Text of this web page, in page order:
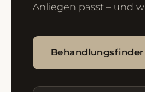
Anliegen passt – und